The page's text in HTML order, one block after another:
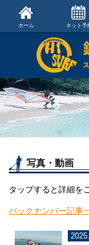
ホーム ネット予
写真・動画
タップすると詳細を
バックナンバー記事